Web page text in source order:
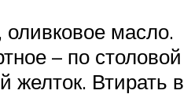
оливковое масло.
– по столовой
желток. Втирать в